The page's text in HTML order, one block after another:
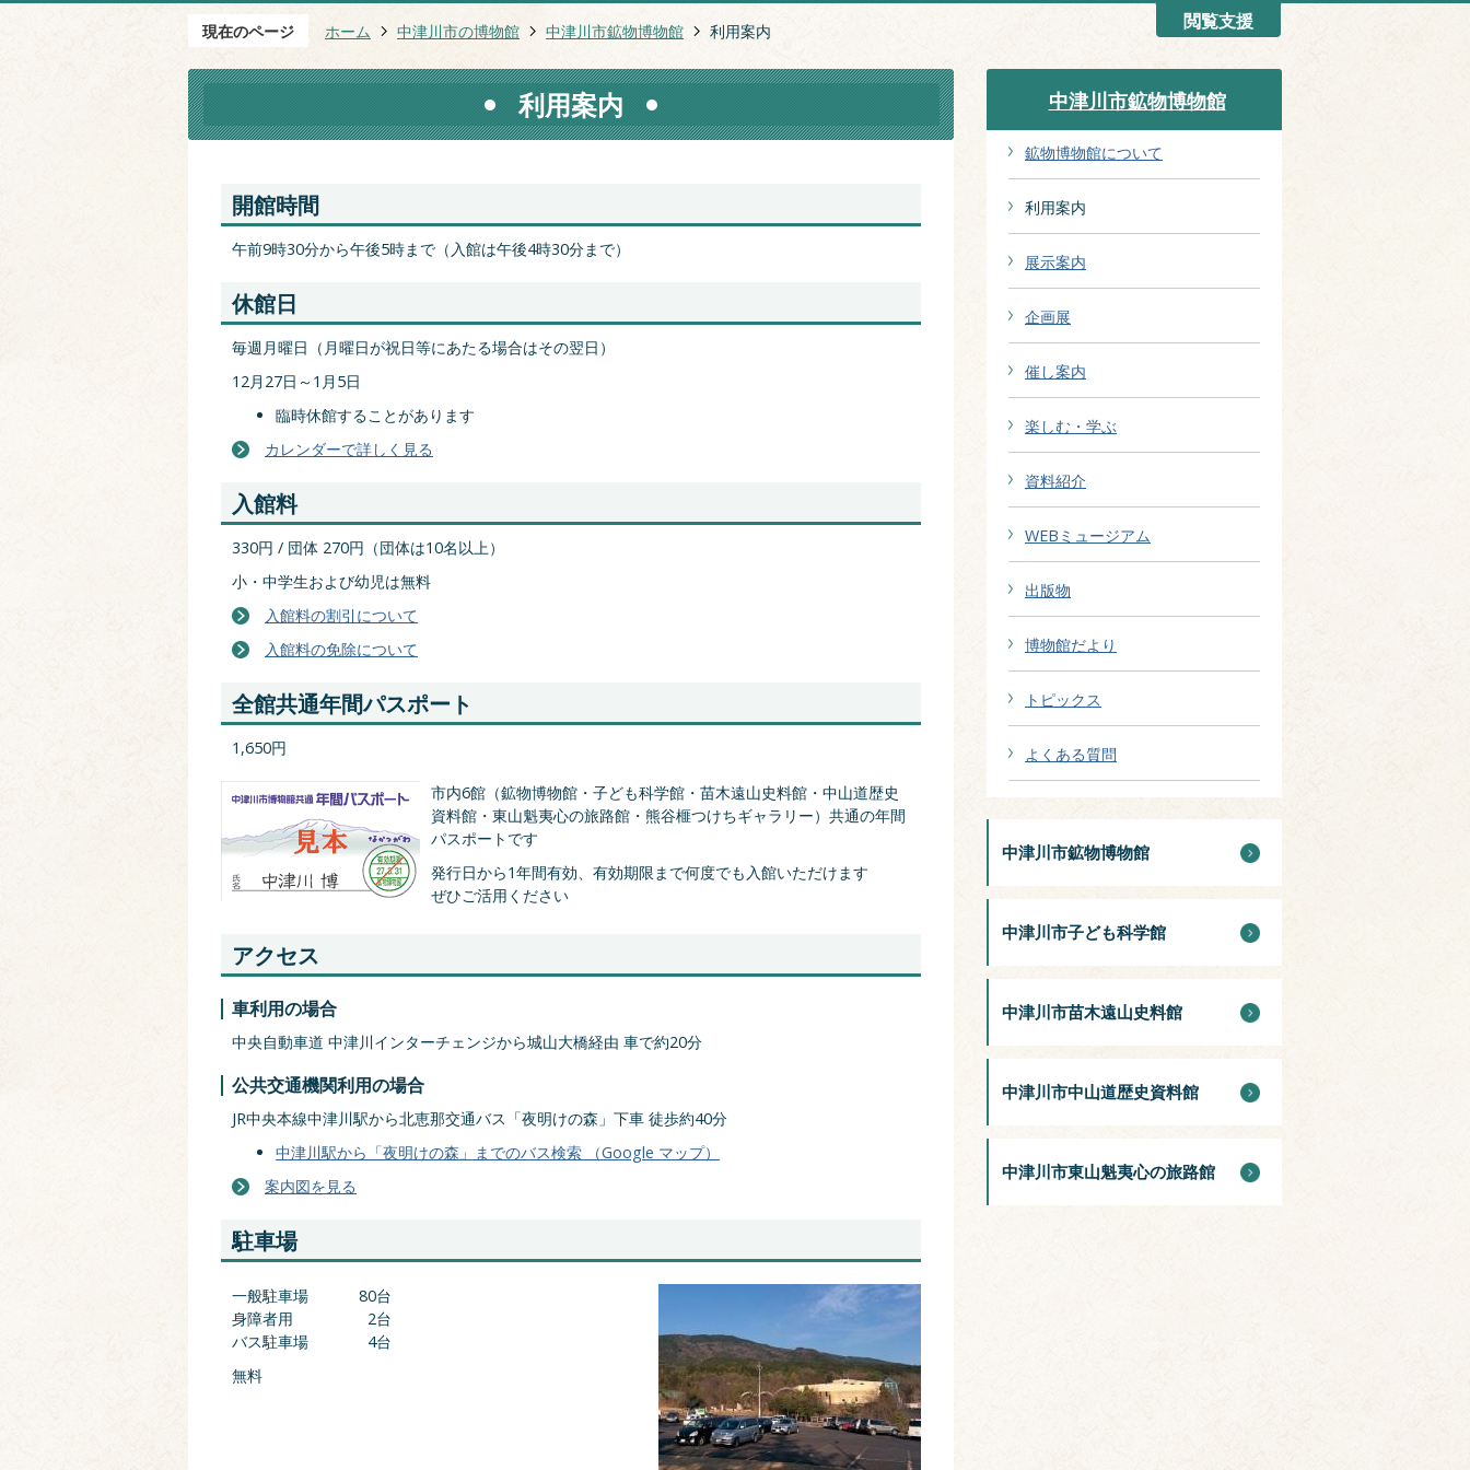
閲覧支援
現在のページ ホーム 中津川市の博物館 中津川市鉱物博物館 利用案内
利用案内
開館時間
午前9時30分から午後5時まで（入館は午後4時30分まで）
休館日
毎週月曜日（月曜日が祝日等にあたる場合はその翌日）
12月27日～1月5日
臨時休館することがあります
カレンダーで詳しく見る
入館料
330円 / 団体 270円（団体は10名以上）
小・中学生および幼児は無料
入館料の割引について
入館料の免除について
全館共通年間パスポート
1,650円
市内6館（鉱物博物館・子ども科学館・苗木遠山史料館・中山道歴史
資料館・東山魁夷心の旅路館・熊谷榧つけちギャラリー）共通の年間
パスポートです
発行日から1年間有効、有効期限まで何度でも入館いただけます
ぜひご活用ください
アクセス
車利用の場合
中央自動車道 中津川インターチェンジから城山大橋経由 車で約20分
公共交通機関利用の場合
JR中央本線中津川駅から北恵那交通バス「夜明けの森」下車 徒歩約40分
中津川駅から「夜明けの森」までのバス検索 （Google マップ）
案内図を見る
駐車場
一般駐車場
80台
身障者用
2台
バス駐車場
4台
無料
中津川市鉱物博物館
鉱物博物館について
利用案内
展示案内
企画展
催し案内
楽しむ・学ぶ
資料紹介
WEBミュージアム
出版物
博物館だより
トピックス
よくある質問
中津川市鉱物博物館
中津川市子ども科学館
中津川市苗木遠山史料館
中津川市中山道歴史資料館
中津川市東山魁夷心の旅路館